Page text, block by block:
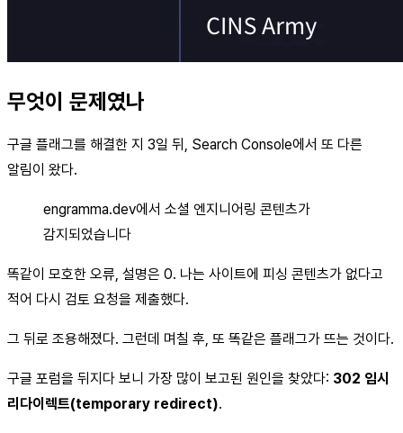
무엇이 문제였나
구글 플래그를 해결한 지 3일 뒤, Search Console에서 또 다른
알림이 왔다.
engramma.dev에서 소셜 엔지니어링 콘텐츠가
감지되었습니다
똑같이 모호한 오류, 설명은 0. 나는 사이트에 피싱 콘텐츠가 없다고
적어 다시 검토 요청을 제출했다.
그 뒤로 조용해졌다. 그런데 며칠 후, 또 똑같은 플래그가 뜨는 것이다.
구글 포럼을 뒤지다 보니 가장 많이 보고된 원인을 찾았다: 302 임시
리다이렉트(temporary redirect).